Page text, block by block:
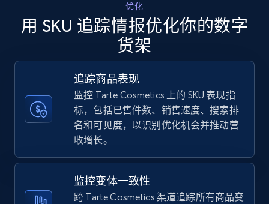
URL, Final price, Sku, Currency, Gtin,
Specifications, Image urls, Top reviews, and
more.
TikTok Shop
URL, Title, Available, Description, Currency, Initial
price, Final price, Discount percent, and more.
5.4K+ 668+
优化
用 SKU 追踪情报优化你的数字
货架
追踪商品表现
监控 Tarte Cosmetics 上的 SKU 表现指
标，包括已售件数、销售速度、搜索排
名和可见度，以识别优化机会并推动营
收增长。
监控变体一致性
跨 Tarte Cosmetics 渠道追踪所有商品变